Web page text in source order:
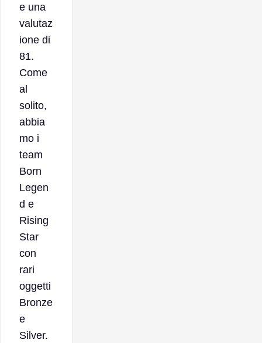
e una
valutaz
ione di
81.
Come
al
solito,
abbia
mo i
team
Born
Legen
d e
Rising
Star
con
rari
oggetti
Bronze
e
Silver.